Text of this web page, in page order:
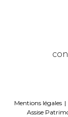
Mentions légales
Assise